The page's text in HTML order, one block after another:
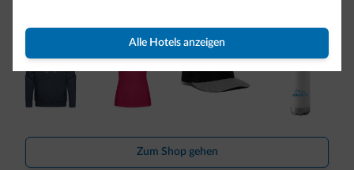
Alle Hotels anzeigen
Zum Shop gehen